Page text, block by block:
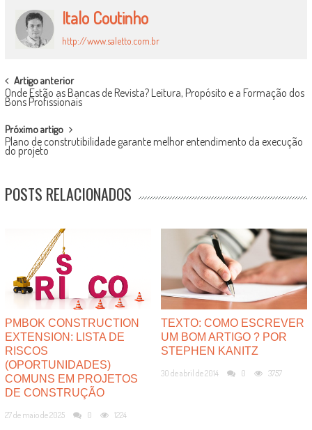
Italo Coutinho
http://www.saletto.com.br
POST
NAVIGATION
Artigo anterior
Onde Estão as Bancas de Revista? Leitura, Propósito e a Formação dos
Bons Profissionais
Próximo artigo
Plano de construtibilidade garante melhor entendimento da execução
do projeto
POSTS RELACIONADOS
PMBOK CONSTRUCTION
EXTENSION: LISTA DE
RISCOS
(OPORTUNIDADES)
COMUNS EM PROJETOS
DE CONSTRUÇÃO
27 de maio de 2025 0 1224
TEXTO: COMO ESCREVER
UM BOM ARTIGO ? POR
STEPHEN KANITZ
30 de abril de 2014 0 3757